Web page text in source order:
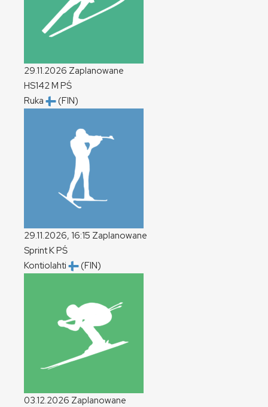
29.11.2026 Zaplanowane
HS142M PŚ
Ruka
(FIN)
29.11.2026, 16:15 Zaplanowane
SprintKPŚ
Kontiolahti
(FIN)
03.12.2026 Zaplanowane